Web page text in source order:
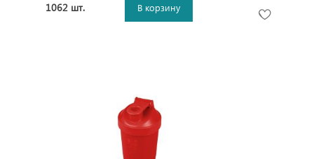
1062 шт. В корзину